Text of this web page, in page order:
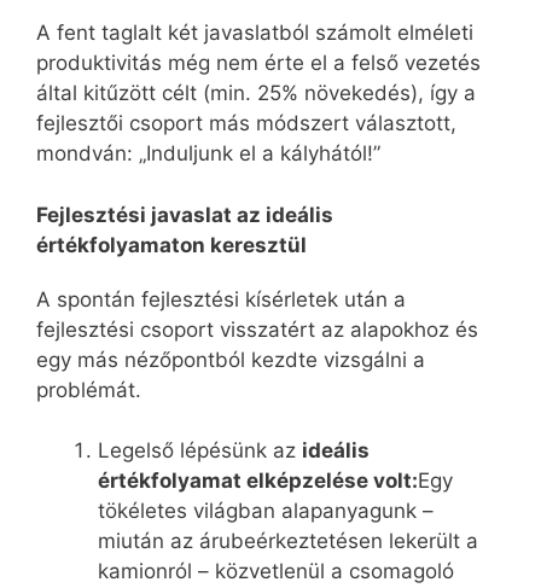
A fent taglalt két javaslatból számolt elméleti
produktivitás még nem érte el a felső vezetés
által kitűzött célt (min. 25% növekedés), így a
fejlesztői csoport más módszert választott,
mondván: „Induljunk el a kályhától!”
Fejlesztési javaslat az ideális
értékfolyamaton keresztül
A spontán fejlesztési kísérletek után a
fejlesztési csoport visszatért az alapokhoz és
egy más nézőpontból kezdte vizsgálni a
problémát.
Legelső lépésünk az ideális
értékfolyamat elképzelése volt:Egy
tökéletes világban alapanyagunk –
miután az árubeérkeztetésen lekerült a
kamionról – közvetlenül a csomagoló